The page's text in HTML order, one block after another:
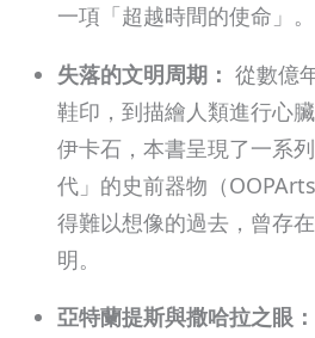
一項「超越時間的使命」。
失落的文明周期： 從數億
鞋印，到描繪人類進行心
伊卡石，本書呈現了一系
代」的史前器物（
得難以想像的過去，曾存
明。
亞特蘭提斯與撒哈拉之眼：